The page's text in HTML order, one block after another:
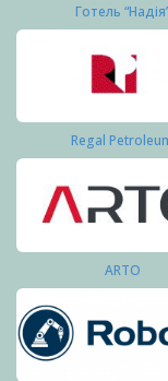
Готель
Regal
ARTO